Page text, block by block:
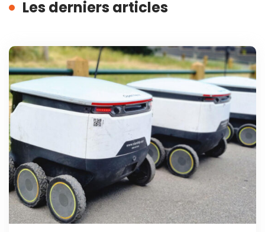
Les derniers articles